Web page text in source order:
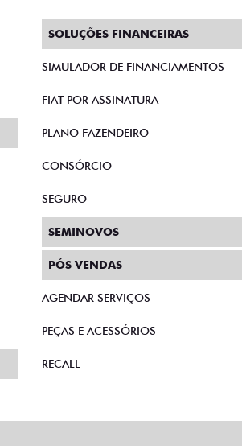
SOLUÇÕES FINANCEIRAS
SIMULADOR DE FINANCIAMENTOS
FIAT POR ASSINATURA
PLANO FAZENDEIRO
CONSÓRCIO
SEGURO
SEMINOVOS
PÓS VENDAS
AGENDAR SERVIÇOS
PEÇAS E ACESSÓRIOS
RECALL